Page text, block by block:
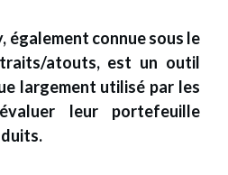
également connue sous le
atouts, est un outil
largement utilisé par les
leur portefeuille